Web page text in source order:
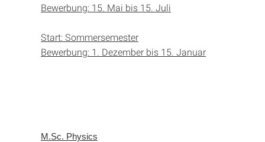
Bewerbung: 15. Mai bis 15. Juli
Start: Sommersemester
Bewerbung: 1. Dezember bis 15. Januar
M.Sc. Physics